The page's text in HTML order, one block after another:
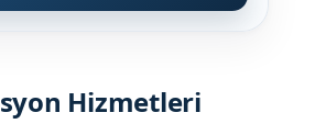
Hizmetleri